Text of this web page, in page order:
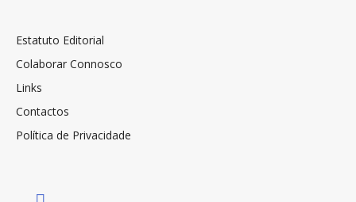
Estatuto Editorial
Colaborar Connosco
Links
Contactos
Política de Privacidade